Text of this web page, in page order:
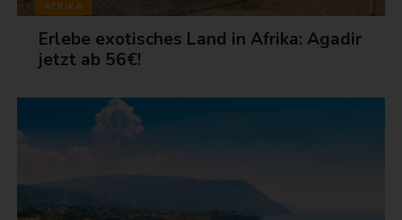
AFRIKA
Erlebe exotisches Land in Afrika: Agadir
jetzt ab 56€!